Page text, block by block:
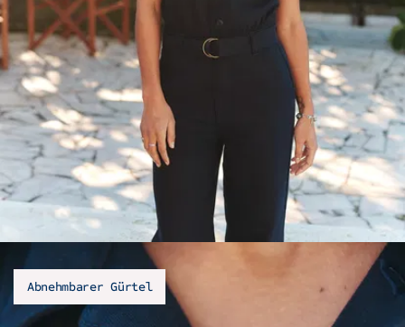
Abnehmbarer Gürtel